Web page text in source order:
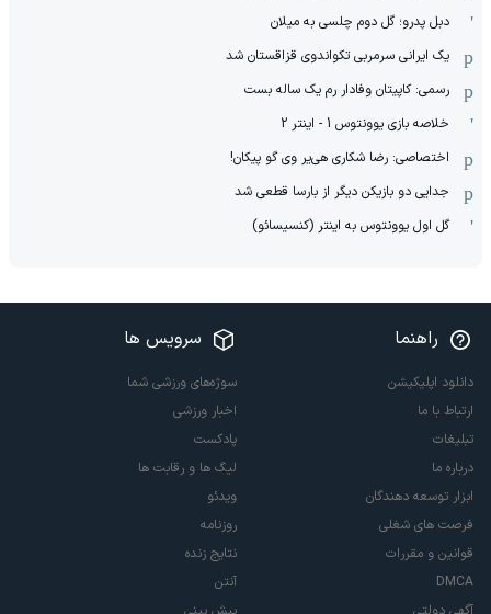
دبل پدرو؛ گل دوم چلسی به میلان
یک ایرانی سرمربی تکواندوی قزاقستان شد
رسمی: کاپیتان وفادار رم یک ساله بست
خلاصه بازی یوونتوس 1 - اینتر 2
اختصاصی: رضا شکاری هی‌یر وی‌ گو پیکان!
جدایی دو بازیکن دیگر از بارسا قطعی شد
گل اول یوونتوس به اینتر (کنسیسائو)
راهنما
دانلود اپلیکیشن
ارتباط با ما
تبلیغات
درباره ما
ابزار توسعه دهندگان
فرصت های شغلی
قوانین و مقررات
DMCA
سرویس ها
سوژه‌های ورزشی شما
اخبار ورزشی
پادکست
لیگ ها و رقابت ها
ویدئو
روزنامه
نتایج زنده
آنتن